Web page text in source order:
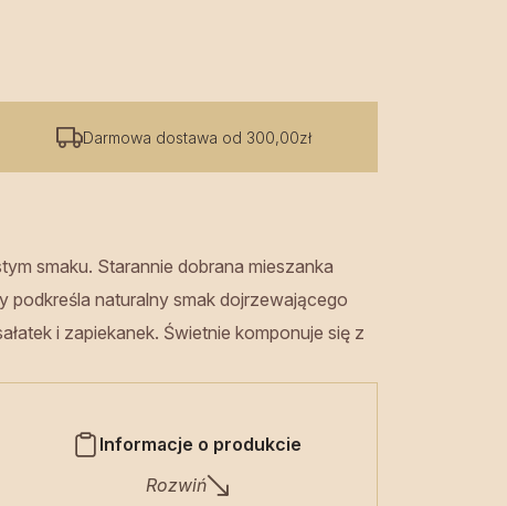
Darmowa dostawa od 300,00zł
smaku. Starannie dobrana mieszanka
naturalny smak dojrzewającego
i zapiekanek. Świetnie komponuje się z
Informacje o produkcie
Rozwiń